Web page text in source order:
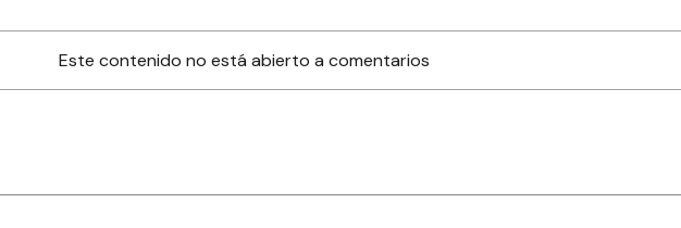
Este contenido no está abierto a comentarios